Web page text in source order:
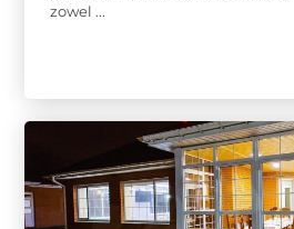
zowel ...